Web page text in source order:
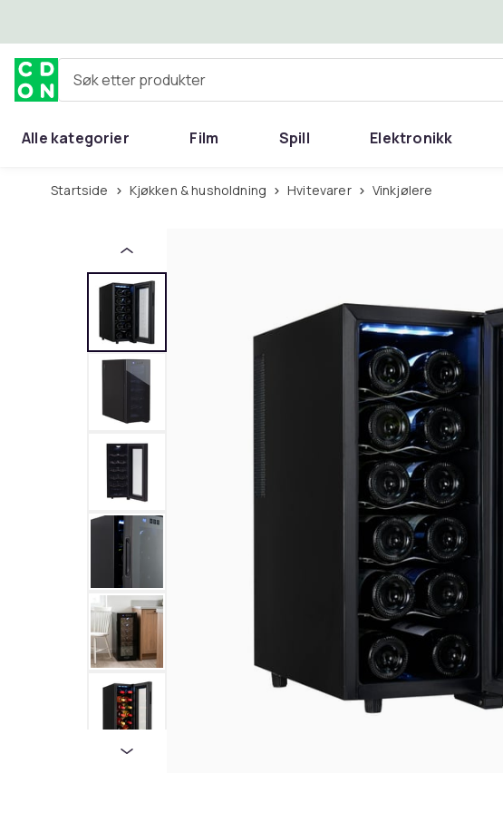
Søk etter produkter
Alle kategorier Film Spill Elektronikk
Startside Kjøkken & husholdning Hvitevarer Vinkjølere